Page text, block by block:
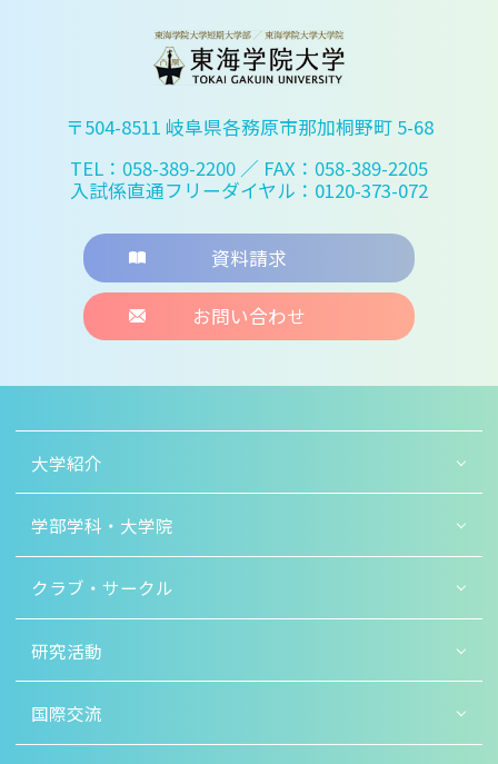
〒504-8511 岐阜県各務原市那加桐野町 5-68
TEL：058-389-2200 ／ FAX：058-389-2205
入試係直通フリーダイヤル：0120-373-072
資料請求
お問い合わせ
大学紹介
学部学科・大学院
クラブ・サークル
研究活動
国際交流